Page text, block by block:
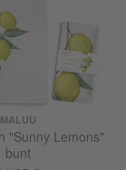
MALUU
"Sunny Lemons"
bunt